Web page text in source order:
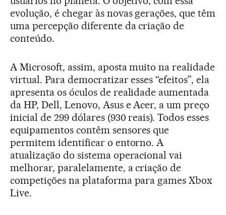
evolução, é chegar às novas gerações, que têm
uma percepção diferente da criação de
conteúdo.
A Microsoft, assim, aposta muito na realidade
virtual. Para democratizar esses “efeitos”, ela
apresenta os óculos de realidade aumentada
da HP, Dell, Lenovo, Asus e Acer, a um preço
inicial de 299 dólares (930 reais). Todos esses
equipamentos contêm sensores que
permitem identificar o entorno. A
atualização do sistema operacional vai
melhorar, paralelamente, a criação de
competições na plataforma para games Xbox
Live.